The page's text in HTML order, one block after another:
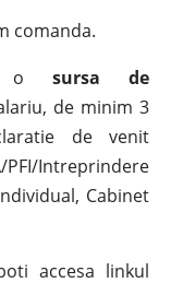
comanda.
osursa de
de minim 3
de venit
Intreprindere
Cabinet
accesa linkul